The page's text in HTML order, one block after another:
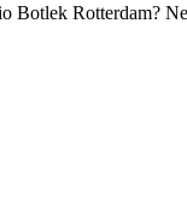
Botlek Rotterdam?